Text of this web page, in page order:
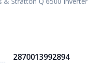
2870013992894